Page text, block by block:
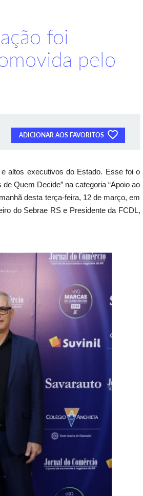
foi
pelo
ADICIONAR AOS FAVORITOS
altos executivos do Estado. Esse foi o
Quem Decide” na categoria “Apoio ao
desta terça-feira, 12 de março, em
do Sebrae RS e Presidente da FCDL,